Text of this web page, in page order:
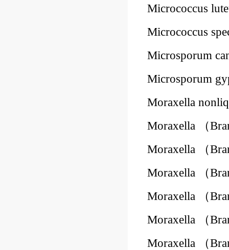
Micrococcus
Micrococcus
Microsporum
Microsporum
Moraxella
Moraxella （
Moraxella （
Moraxella （
Moraxella （
Moraxella （
Moraxella （